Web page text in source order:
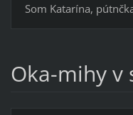
Som Katarína,
Oka-mihy v